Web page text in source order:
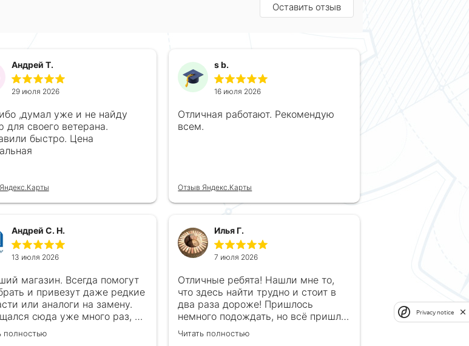
Оставить отзыв
Андрей Т.
29 июля 2026
,думал уже и не найду
для своего ветерана.
быстро. Цена
s b.
16 июля 2026
Отличная работают. Рекомендую
всем.
Отзыв Яндекс.Карты
Андрей С. Н.
13 июля 2026
магазин. Всегда помогут
и привезут даже редкие
или аналоги на замену.
сюда уже много раз, ни
проблем ни когда не
полностью
Илья Г.
7 июля 2026
Отличные ребята! Нашли мне то,
что здесь найти трудно и стоит в
два раза дороже! Пришлось
немного подождать, но всё пришло
в срок, без обмана. Продавец
всегда на связи! Буду ещё
Читать полностью
Privacy notice